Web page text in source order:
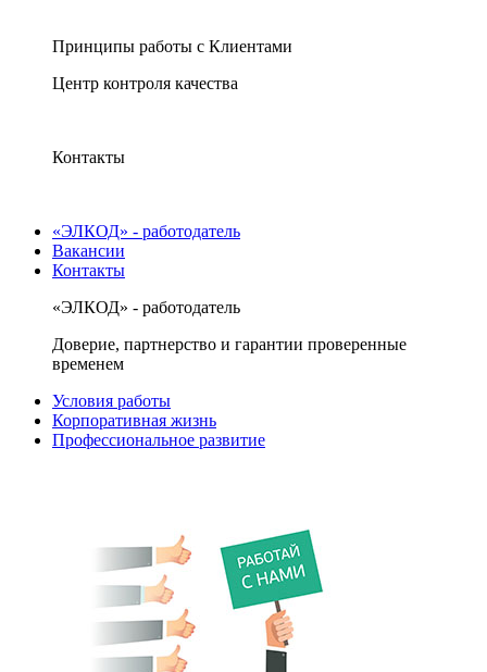
Принципы работы с Клиентами
Центр контроля качества
Контакты
«ЭЛКОД» - работодатель
Вакансии
Контакты
«ЭЛКОД» - работодатель
Доверие, партнерство и гарантии проверенные
временем
Условия работы
Корпоративная жизнь
Профессиональное развитие